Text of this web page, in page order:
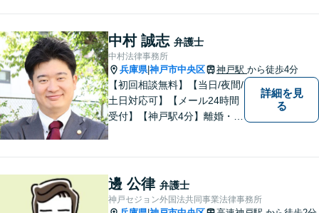
中村 誠志 弁護士
中村法律事務所
兵庫県|神戸市中央区 神戸駅 から徒歩4分
【初回相談無料】【当日/夜間/
土日対応可】【メール24時間
受付】【神戸駅4分】離婚・男
目指します。どんなささいな
事でも、お気軽にご相談くだ
さい。
詳細を見
る
邊 公律 弁護士
神戸セジョン外国法共同事業法律事務所